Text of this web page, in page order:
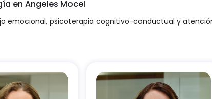
en Angeles Mocel
emocional, psicoterapia cognitivo-conductual y